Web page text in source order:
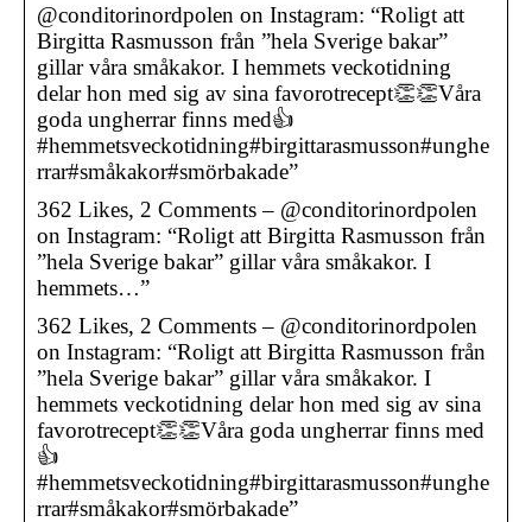
@conditorinordpolen on Instagram: “Roligt att
Birgitta Rasmusson från ”hela Sverige bakar”
gillar våra småkakor. I hemmets veckotidning
delar hon med sig av sina favorotrecept👏👏Våra
goda ungherrar finns med👍
#hemmetsveckotidning#birgittarasmusson#unghe
rrar#småkakor#smörbakade”
362 Likes, 2 Comments – @conditorinordpolen
on Instagram: “Roligt att Birgitta Rasmusson från
”hela Sverige bakar” gillar våra småkakor. I
hemmets…”
362 Likes, 2 Comments – @conditorinordpolen
on Instagram: “Roligt att Birgitta Rasmusson från
”hela Sverige bakar” gillar våra småkakor. I
hemmets veckotidning delar hon med sig av sina
favorotrecept👏👏Våra goda ungherrar finns med
👍
#hemmetsveckotidning#birgittarasmusson#unghe
rrar#småkakor#smörbakade”